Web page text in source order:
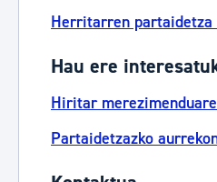
Herritarren partaidetza
Hau ere
Hiritar
Partaidetzazko